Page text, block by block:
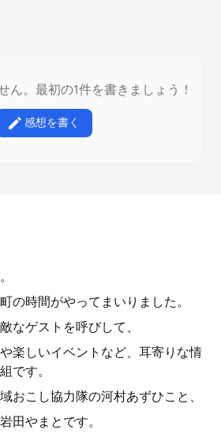
ん。最初の1件を書きましょう！
感想を書く
の時間がやってまいりました。
なゲストを呼びして、
楽しいイベントなど、耳寄りな情
です。
おこし協力隊の河村あずひこと、
田やまとです。